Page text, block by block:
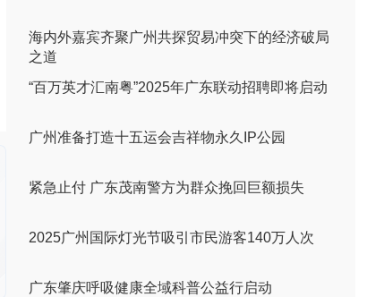
海内外嘉宾齐聚广州共探贸易冲突下的经济破局
之道
“百万英才汇南粤”2025年广东联动招聘即将启动
广州准备打造十五运会吉祥物永久IP公园
紧急止付 广东茂南警方为群众挽回巨额损失
2025广州国际灯光节吸引市民游客140万人次
广东肇庆呼吸健康全域科普公益行启动